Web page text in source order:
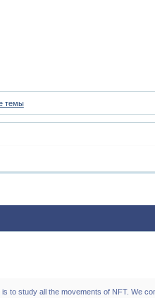
темы
to study all the movements of NFT. We